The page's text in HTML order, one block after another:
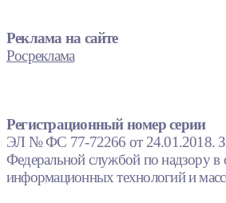
Реклама на сайте
Росреклама
Регистрационный номер серии
ЭЛ № ФС 77-72266 от 24.01.2018.
Федеральной службой по надзору в
информационных технологий и